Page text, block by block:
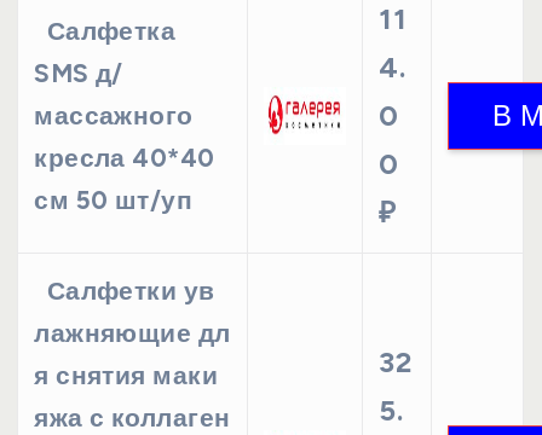
Салфетка
SMS д/
массажного
кресла 40*40
см 50 шт/уп
11
4.
0
0
₽
Салфетки ув
лажняющие дл
я снятия маки
яжа с коллаген
32
5.